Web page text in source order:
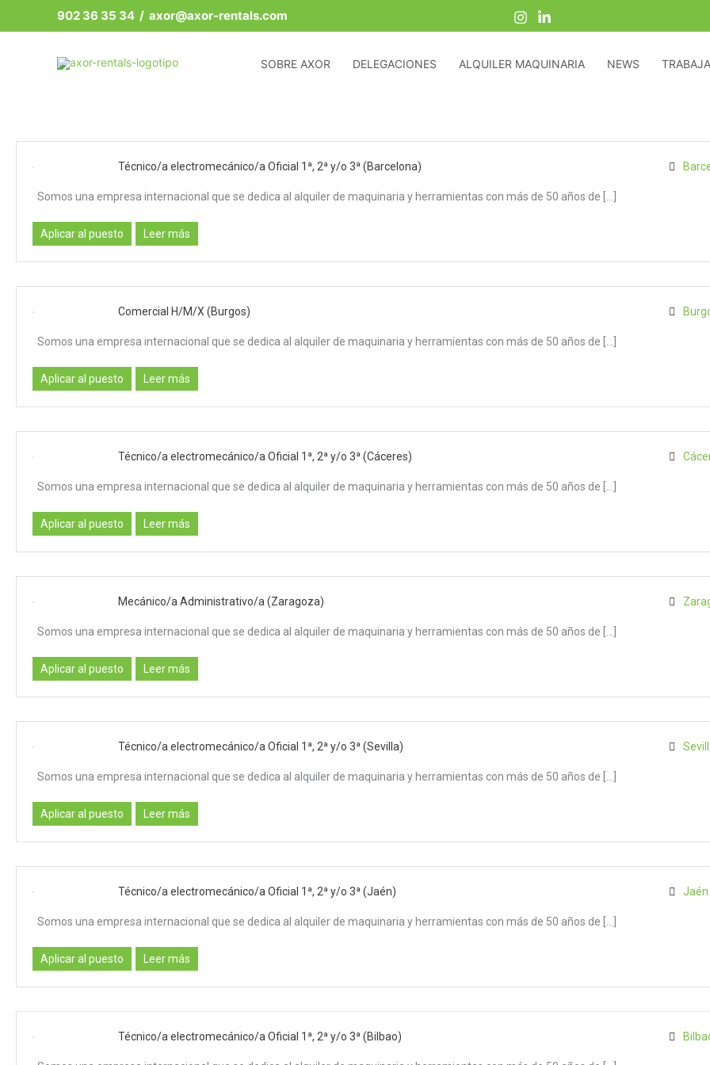
902 36 35 34 / axor@axor-rentals.com
SOBRE AXOR
DELEGACIONES ALQUILER MAQUINARIA NEWS
Técnico/a electromecánico/a Oficial 1ª, 2ª y/o 3ª (Barcelona)
Somos una empresa internacional que se dedica al alquiler de maquinaria y herramientas con más de 50 años de […]
Aplicar al puesto Leer más
Comercial H/M/X (Burgos)
Somos una empresa internacional que se dedica al alquiler de maquinaria y herramientas con más de 50 años de […]
Aplicar al puesto Leer más
Técnico/a electromecánico/a Oficial 1ª, 2ª y/o 3ª (Cáceres)
Somos una empresa internacional que se dedica al alquiler de maquinaria y herramientas con más de 50 años de […]
Aplicar al puesto Leer más
Mecánico/a Administrativo/a (Zaragoza)
Somos una empresa internacional que se dedica al alquiler de maquinaria y herramientas con más de 50 años de […]
Aplicar al puesto Leer más
Técnico/a electromecánico/a Oficial 1ª, 2ª y/o 3ª (Sevilla)
Somos una empresa internacional que se dedica al alquiler de maquinaria y herramientas con más de 50 años de […]
Aplicar al puesto Leer más
Técnico/a electromecánico/a Oficial 1ª, 2ª y/o 3ª (Jaén) Jaén
Somos una empresa internacional que se dedica al alquiler de maquinaria y herramientas con más de 50 años de […]
Aplicar al puesto Leer más
Técnico/a electromecánico/a Oficial 1ª, 2ª y/o 3ª (Bilbao)